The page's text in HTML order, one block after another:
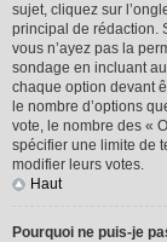
sujet, cliquez sur
principal de rédaction.
vous n’ayez pas la
sondage en incluant
chaque option devant
le nombre d’options
vote, le nombre des «
spécifier une limite de
modifier leurs votes.
Haut
Pourquoi ne puis-je